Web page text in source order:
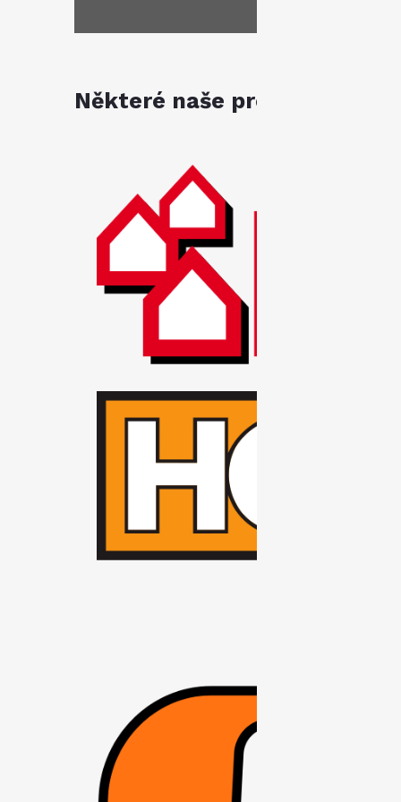
Některé naše produkty jsou